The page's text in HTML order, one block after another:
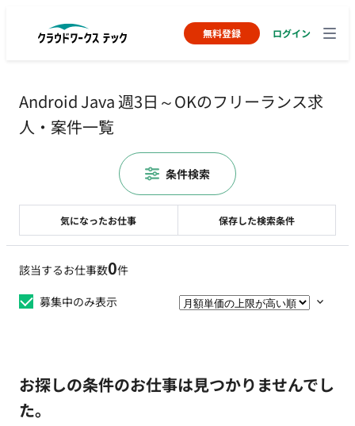
無料登録 ログイン
Android Java 週3日～OKのフリーランス求
人・案件一覧
該当するお仕事数0件
募集中のみ表示
お探しの条件のお仕事は見つかりませんでし
た。
気になったお仕事 保存した検索条件
条件検索